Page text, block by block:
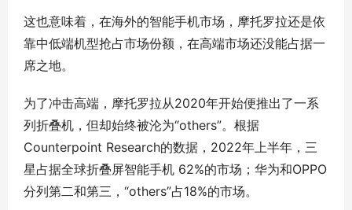
这也意味着，在海外的智能手机市场，摩托罗拉还是依
靠中低端机型抢占市场份额，在高端市场还没能占据一
席之地。
为了冲击高端，摩托罗拉从2020年开始便推出了一系
列折叠机，但却始终被沦为“others”。根据
Counterpoint Research的数据，2022年上半年，三
星占据全球折叠屏智能手机 62%的市场；华为和OPPO
分列第二和第三，“others”占18%的市场。